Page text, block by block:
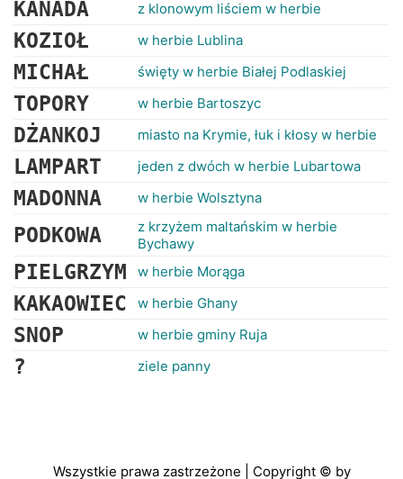
KANADA z klonowym liściem w herbie
KOZIOŁ w herbie Lublina
MICHAŁ święty w herbie Białej Podlaskiej
TOPORY w herbie Bartoszyc
DŻANKOJ miasto na Krymie, łuk i kłosy w herbie
LAMPART jeden z dwóch w herbie Lubartowa
MADONNA w herbie Wolsztyna
PODKOWA
z krzyżem maltańskim w herbie
Bychawy
PIELGRZYM w herbie Morąga
KAKAOWIEC w herbie Ghany
SNOP w herbie gminy Ruja
? ziele panny
Wszystkie prawa zastrzeżone | Copyright © by